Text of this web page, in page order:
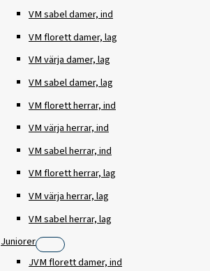
VM sabel damer, ind
VM florett damer, lag
VM värja damer, lag
VM sabel damer, lag
VM florett herrar, ind
VM värja herrar, ind
VM sabel herrar, ind
VM florett herrar, lag
VM värja herrar, lag
VM sabel herrar, lag
Juniorer
JVM florett damer, ind